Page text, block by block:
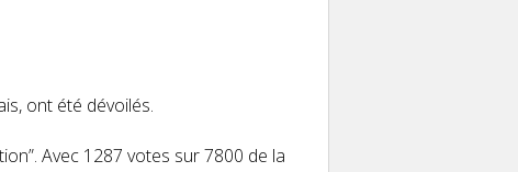
ont été dévoilés.
Avec 1287 votes sur 7800 de la